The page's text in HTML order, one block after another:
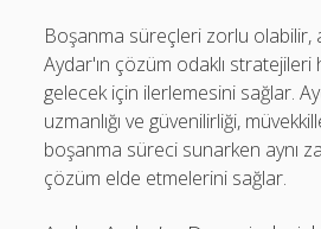
Boşanma süreçleri zorlu olabilir,
Aydar'ın çözüm odaklı
gelecek için ilerlemesini sağlar.
uzmanlığı ve güvenilirliği,
boşanma süreci sunarken aynı
çözüm elde etmelerini sağlar.